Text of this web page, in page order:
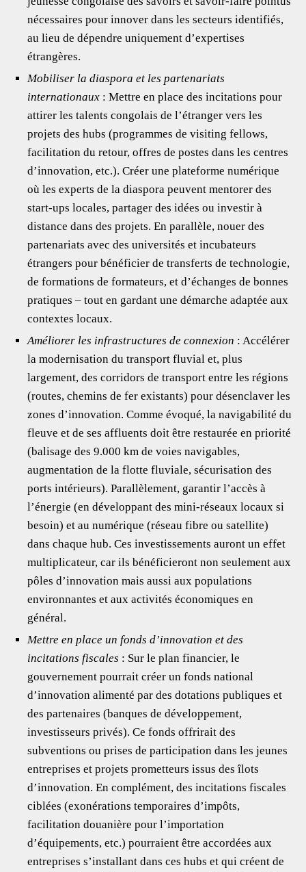
nécessaires pour innover dans les secteurs identifiés,
au lieu de dépendre uniquement d’expertises
étrangères.
Mobiliser la diaspora et les partenariats
internationaux : Mettre en place des incitations pour
attirer les talents congolais de l’étranger vers les
projets des hubs (programmes de visiting fellows,
facilitation du retour, offres de postes dans les centres
d’innovation, etc.). Créer une plateforme numérique
où les experts de la diaspora peuvent mentorer des
start-ups locales, partager des idées ou investir à
distance dans des projets. En parallèle, nouer des
partenariats avec des universités et incubateurs
étrangers pour bénéficier de transferts de technologie,
de formations de formateurs, et d’échanges de bonnes
pratiques – tout en gardant une démarche adaptée aux
contextes locaux.
Améliorer les infrastructures de connexion : Accélérer
la modernisation du transport fluvial et, plus
largement, des corridors de transport entre les régions
(routes, chemins de fer existants) pour désenclaver les
zones d’innovation. Comme évoqué, la navigabilité du
fleuve et de ses affluents doit être restaurée en priorité
(balisage des 9.000 km de voies navigables,
augmentation de la flotte fluviale, sécurisation des
ports intérieurs). Parallèlement, garantir l’accès à
l’énergie (en développant des mini-réseaux locaux si
besoin) et au numérique (réseau fibre ou satellite)
dans chaque hub. Ces investissements auront un effet
multiplicateur, car ils bénéficieront non seulement aux
pôles d’innovation mais aussi aux populations
environnantes et aux activités économiques en
général.
Mettre en place un fonds d’innovation et des
incitations fiscales : Sur le plan financier, le
gouvernement pourrait créer un fonds national
d’innovation alimenté par des dotations publiques et
des partenaires (banques de développement,
investisseurs privés). Ce fonds offrirait des
subventions ou prises de participation dans les jeunes
entreprises et projets prometteurs issus des îlots
d’innovation. En complément, des incitations fiscales
ciblées (exonérations temporaires d’impôts,
facilitation douanière pour l’importation
d’équipements, etc.) pourraient être accordées aux
entreprises s’installant dans ces hubs et qui créent de